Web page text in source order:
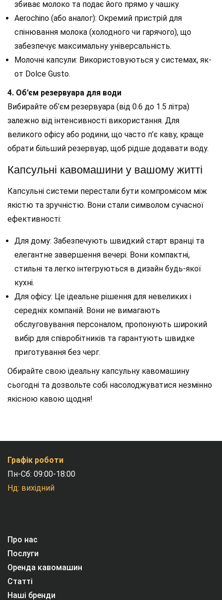
збиває молоко та подає його прямо у чашку.
Aerochino (або аналог): Окремий пристрій для
спінювання молока (холодного чи гарячого), що
забезпечує максимальну універсальність.
Молочні капсули: Використовуються у системах, як-
от Dolce Gusto.
4. Об’єм резервуара для води
Вибирайте об’єм резервуара (від 0.6 до 1.5 літра)
залежно від інтенсивності використання. Для
великого офісу або родини, що часто п’є каву, краще
обрати більший резервуар, щоб рідше додавати воду.
Капсульні кавомашини у вашому житті
Капсульні системи перестали бути компромісом між
якістю та зручністю. Вони стали символом сучасної
ефективності:
Для дому: Забезпечують швидкий старт вранці та
елегантне завершення вечері. Вони компактні,
стильні та легко інтегруються в дизайн будь-якої
кухні.
Для офісу: Це ідеальне рішення для невеликих і
середніх компаній. Вони не вимагають
обслуговування персоналом, пропонують широкий
вибір для співробітників та гарантують швидке
приготування без черг.
Обирайте свою ідеальну капсульну кавомашину
сьогодні та дозвольте собі насолоджуватися незмінно
якісною кавою щодня!
Графік роботи
Пн-Сб: 09:00-18:00
Нд: вихідний
Про нас
Послуги
Оренда кавомашин
Статті
Наші бренди